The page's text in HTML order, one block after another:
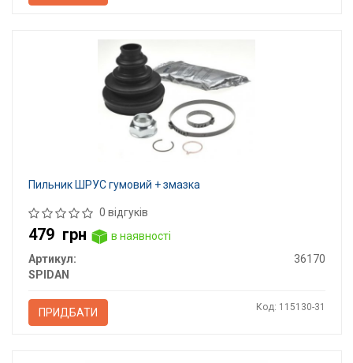
Пильник ШРУС гумовий + змазка
0 відгуків
479 грн
в наявності
Артикул:
36170
SPIDAN
ПРИДБАТИ Код: 115130-31